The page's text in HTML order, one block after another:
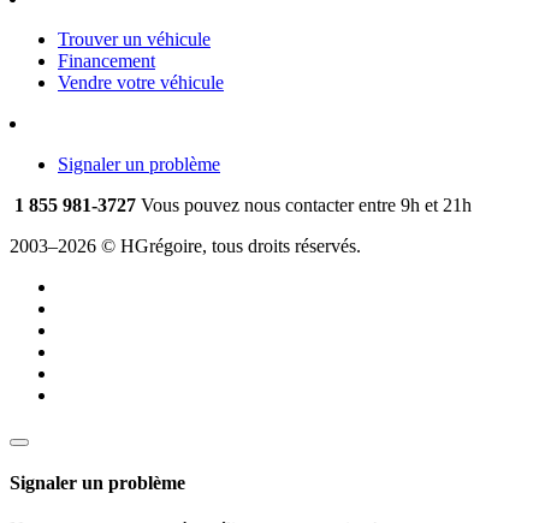
Trouver un véhicule
Financement
Vendre votre véhicule
Signaler un problème
1 855 981-3727 Vous pouvez nous contacter entre 9h et 21h
2003–2026 © HGrégoire, tous droits réservés.
Signaler un problème